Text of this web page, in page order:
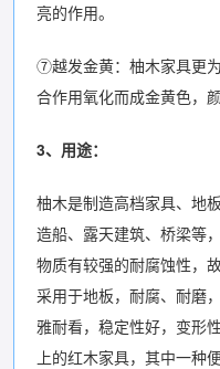
亮的作用。
⑦越发金黄：柚木家具更
合作用氧化而成金黄色，
3、用途：
柚木是制造高档家具、地
造船、露天建筑、桥梁等
物质有较强的耐腐蚀性，
采用于地板，耐腐、耐磨
雅耐看，稳定性好，变形
上的红木家具，其中一种